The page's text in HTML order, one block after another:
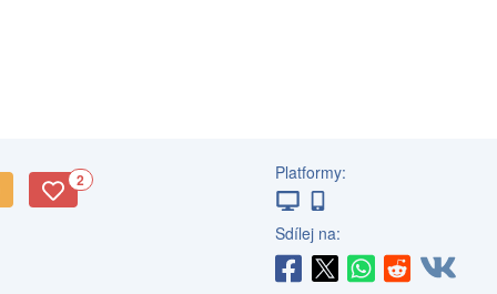
2 Platformy:
Sdílej na: